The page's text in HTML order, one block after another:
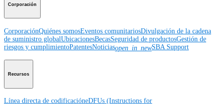
Corporación
CorporaciónQuiénes somosEventos comunitariosDivulgación de la cadena
de suministro globalUbicacionesBecasSeguridad de productosGestión de
riesgos y cumplimientoPatentesNoticiasopen_in_newSBA Support
Recursos
Línea directa de codificacióneDFUs (Instructions for